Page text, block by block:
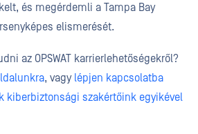
és megérdemli a Tampa Bay
elismerését.
az OPSWAT karrierlehetőségekről?
, vagy lépjen kapcsolatba
kiberbiztonsági szakértőink egyikével